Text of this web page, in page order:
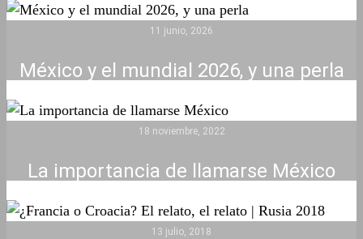
11 junio, 2026
México y el mundial 2026, y una perla
18 noviembre, 2022
La importancia de llamarse México
13 julio, 2018